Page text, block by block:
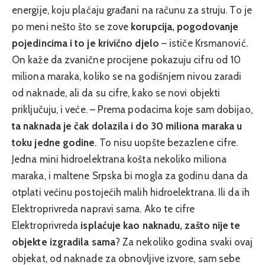
energije, koju plaćaju građani na računu za struju. To je
po meni nešto što se zove korupcija, pogodovanje
pojedincima i to je krivično djelo – ističe Krsmanović.
On kaže da zvanične procijene pokazuju cifru od 10
miliona maraka, koliko se na godišnjem nivou zaradi
od naknade, ali da su cifre, kako se novi objekti
priključuju, i veće. – Prema podacima koje sam dobijao,
ta naknada je čak dolazila i do 30 miliona maraka u
toku jedne godine. To nisu uopšte bezazlene cifre.
Jedna mini hidroelektrana košta nekoliko miliona
maraka, i maltene Srpska bi mogla za godinu dana da
otplati većinu postojećih malih hidroelektrana. Ili da ih
Elektroprivreda napravi sama. Ako te cifre
Elektroprivreda isplaćuje kao naknadu, zašto nije te
objekte izgradila sama? Za nekoliko godina svaki ovaj
objekat, od naknade za obnovljive izvore, sam sebe